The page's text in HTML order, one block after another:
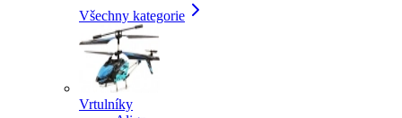
Všechny kategorie
Vrtulníky